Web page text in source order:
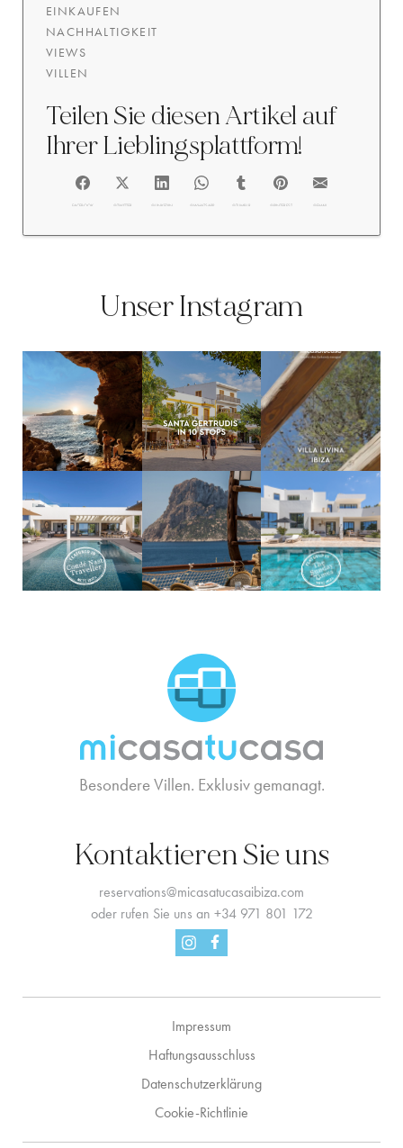
EINKAUFEN
NACHHALTIGKEIT
VIEWS
VILLEN
Teilen Sie diesen Artikel auf
Ihrer Lieblingsplattform!
FACEBOOK @TWITTER @LINKEDIN @WHATSAPP @TUMBLR @PINTEREST @EMAIL
Unser Instagram
Besondere Villen. Exklusiv gemanagt.
Kontaktieren Sie uns
reservations@micasatucasaibiza.com
oder rufen Sie uns an +34 971 801 172
InstagramFacebook
Impressum
Haftungsausschluss
Datenschutzerklärung
Cookie-Richtlinie